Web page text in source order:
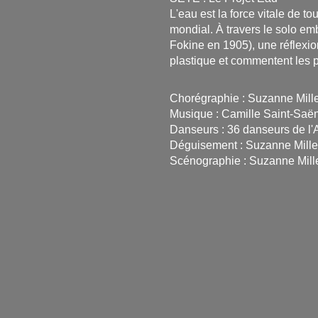
L'eau est la force vitale de
mondial. À travers le solo
Fokine en 1905), une
plastique et commentent les
Chorégraphie : Suzanne
Musique : Camille Saint-
Danseurs : 36 danseurs de
Déguisement : Suzanne
Scénographie : Suzanne